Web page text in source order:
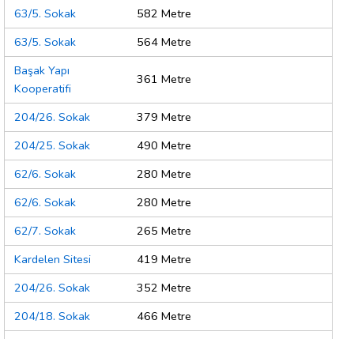
63/5. Sokak
582 Metre
63/5. Sokak
564 Metre
Başak Yapı
Kooperatifi
361 Metre
204/26. Sokak
379 Metre
204/25. Sokak
490 Metre
62/6. Sokak
280 Metre
62/6. Sokak
280 Metre
62/7. Sokak
265 Metre
Kardelen Sitesi
419 Metre
204/26. Sokak
352 Metre
204/18. Sokak
466 Metre